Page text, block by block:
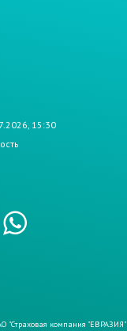
15:30
"Страховая компания "ЕВРАЗИЯ"